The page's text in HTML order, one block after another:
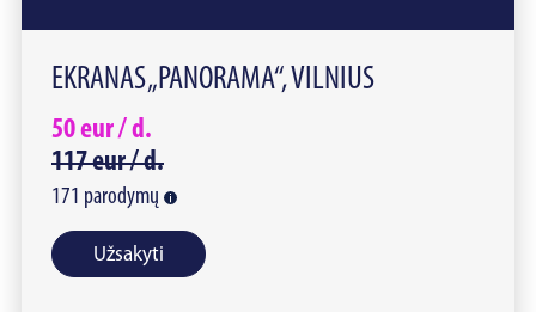
EKRANAS „PANORAMA“, VILNIUS
50eur /d.
117eur /d.
171 parodymų
Užsakyti